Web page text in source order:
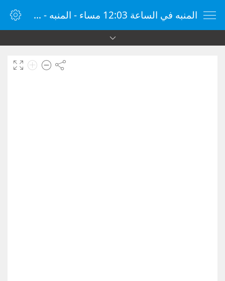
المنبه في الساعة 12:03 مساء - المنبه - ساعة منبه الإنترنت